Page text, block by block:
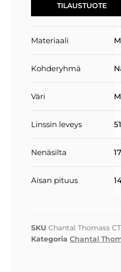
TILAUSTUOTE
Materiaali
Kohderyhmä
Väri
Linssin leveys 51
Nenäsilta 17
Aisan pituus
SKU Chantal Thomass
Kategoria Chantal